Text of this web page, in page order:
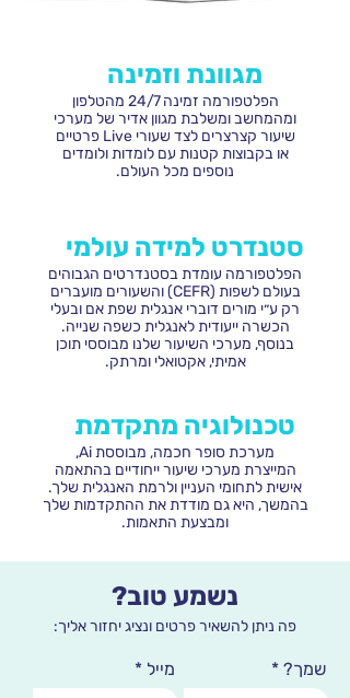
מגוונת וזמינה
הפלטפורמה זמינה 24/7 מהטלפון
ומהמחשב ומשלבת מגוון אדיר של מערכי
שיעור קצרצרים לצד שעורי Live פרטיים
או בקבוצות קטנות עם לומדות ולומדים
נוספים מכל העולם.
סטנדרט למידה עולמי
הפלטפורמה עומדת בסטנדרטים הגבוהים
בעולם לשפות (CEFR) והשעורים מועברים
רק ע״י מורים דוברי אנגלית שפת אם ובעלי
הכשרה ייעודית לאנגלית כשפה שנייה.
בנוסף, מערכי השיעור שלנו מבוססי תוכן
אמיתי, אקטואלי ומרתק.
טכנולוגיה מתקדמת
מערכת סופר חכמה, מבוססת Ai,
המייצרת מערכי שיעור ייחודיים בהתאמה
אישית לתחומי העניין ולרמת האנגלית שלך.
בהמשך, היא גם מודדת את ההתקדמות שלך
ומבצעת התאמות.
נשמע טוב?
פה ניתן להשאיר פרטים ונציג יחזור אליך:
מייל שמך?